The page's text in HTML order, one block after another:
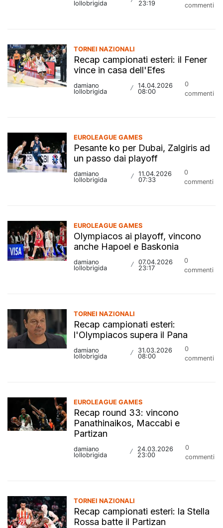
lollobrigida
23:19
commenti
TORNEI NAZIONALI
Recap campionati esteri: il Fener
vince in casa dell'Efes
damiano
lollobrigida
/ 14.04.2026
08:00
0
commenti
EUROLEAGUE GAMES
Pesante ko per Dubai, Zalgiris ad
un passo dai playoff
damiano
lollobrigida
/
11.04.2026
07:33
0
commenti
EUROLEAGUE GAMES
Olympiacos ai playoff, vincono
anche Hapoel e Baskonia
damiano
lollobrigida
/
07.04.2026
23:17
0
commenti
TORNEI NAZIONALI
Recap campionati esteri:
l'Olympiacos supera il Pana
damiano
lollobrigida
/
31.03.2026
08:00
0
commenti
EUROLEAGUE GAMES
Recap round 33: vincono
Panathinaikos, Maccabi e
Partizan
damiano
lollobrigida
/
24.03.2026
23:00
0
commenti
TORNEI NAZIONALI
Recap campionati esteri: la Stella
Rossa batte il Partizan